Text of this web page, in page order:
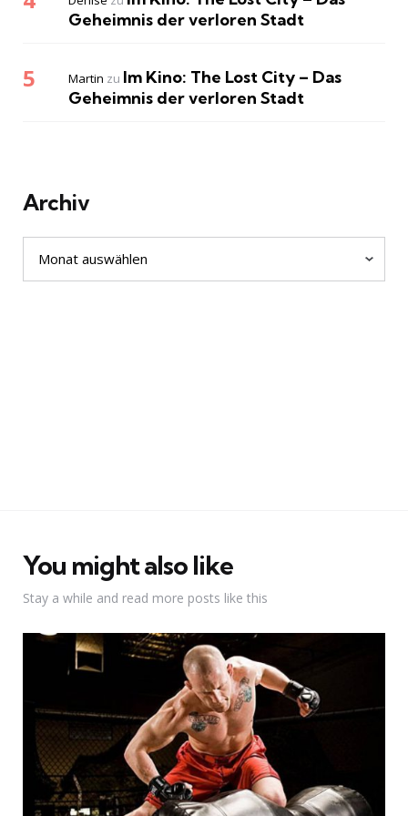
Geheimnis der verloren Stadt
Martin zu Im Kino: The Lost City – Das
Geheimnis der verloren Stadt
Archiv
You might also like
Stay a while and read more posts like this